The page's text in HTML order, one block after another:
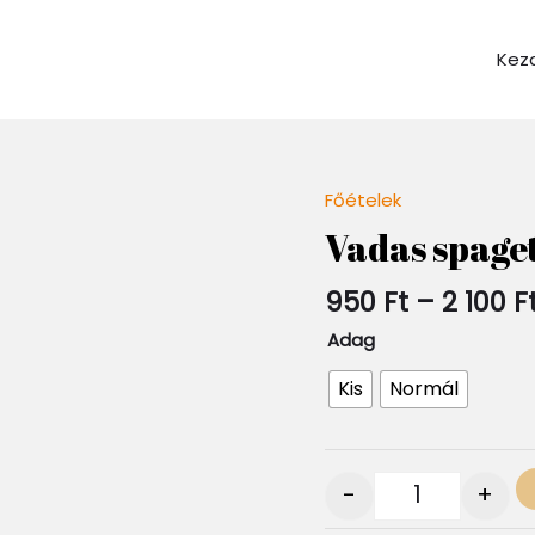
Főételek
Vadas
950 Ft – 2 100
Adag
Kis Normál
- +